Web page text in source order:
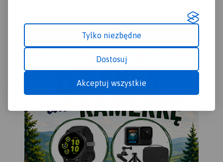
Tylko niezbędne
Dostosuj
Akceptuj wszystkie